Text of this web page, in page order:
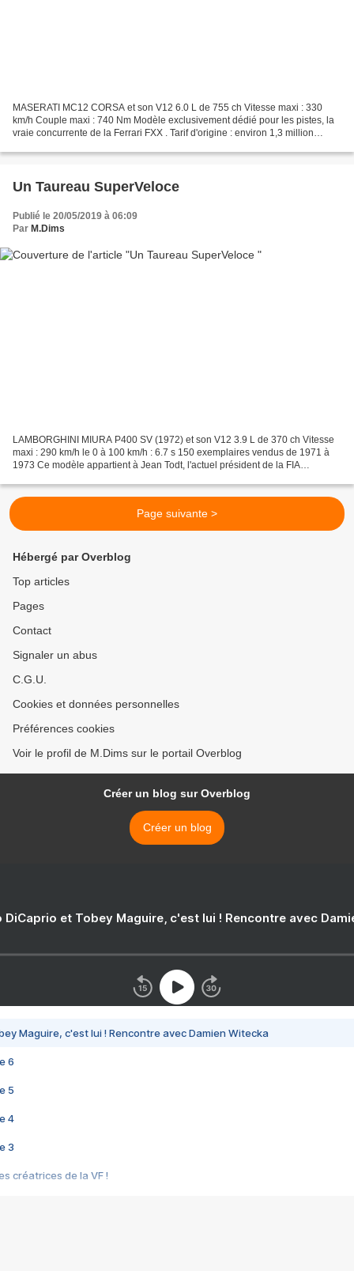
MASERATI MC12 CORSA et son V12 6.0 L de 755 ch Vitesse maxi : 330
km/h Couple maxi : 740 Nm Modèle exclusivement dédié pour les pistes, la
vraie concurrente de la Ferrari FXX . Tarif d'origine : environ 1,3 million
Un Taureau SuperVeloce
Publié le 20/05/2019 à 06:09
Par M.Dims
LAMBORGHINI MIURA P400 SV (1972) et son V12 3.9 L de 370 ch Vitesse
maxi : 290 km/h le 0 à 100 km/h : 6.7 s 150 exemplaires vendus de 1971 à
1973 Ce modèle appartient à Jean Todt, l'actuel président de la FIA
Page suivante >
Hébergé par Overblog
Top articles
Pages
Contact
Signaler un abus
C.G.U.
Cookies et données personnelles
Préférences cookies
Voir le profil de M.Dims sur le portail Overblog
Créer un blog sur Overblog
Créer un blog
DiCaprio et Tobey Maguire, c'est lui ! Rencontre avec
Maguire, c'est lui ! Rencontre avec Damien Witecka
6
5
4
3
créatrices de la VF !